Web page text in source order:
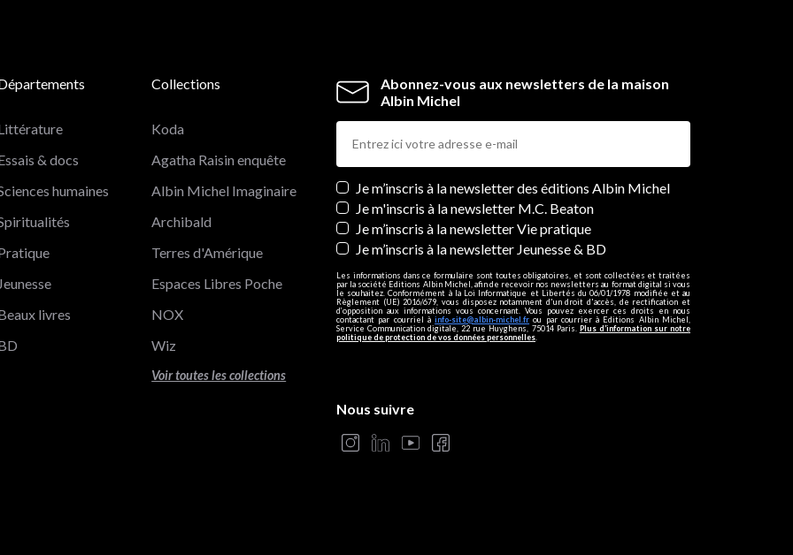
Abonnez-vous aux newsletters de la maison
Albin Michel
Newsletters
Je m’inscris à la newsletter des éditions Albin Michel
Je m'inscris à la newsletter M.C. Beaton
Je m’inscris à la newsletter Vie pratique
Je m’inscris à la newsletter Jeunesse & BD
Les informations dans ce formulaire sont toutes obligatoires, et sont collectées et traitées
par la société Editions Albin Michel, afin de recevoir nos newsletters au format digital si vous
le souhaitez. Conformément à la Loi Informatique et Libertés du 06/01/1978 modifiée et au
Règlement (UE) 2016/679, vous disposez notamment d'un droit d'accès, de rectification et
d’opposition aux informations vous concernant. Vous pouvez exercer ces droits en nous
contactant par courriel àinfo-site@albin-michel.fr ou par courrier à Editions Albin Michel,
Service Communication digitale, 22 rue Huyghens, 75014 Paris. Plus d’information sur notre
politique de protection de vos données personnelles
& docs
humaines
Jeunesse
livres
Collections
Koda
Agatha Raisin enquête
Albin Michel Imaginaire
Archibald
Terres d'Amérique
Espaces Libres Poche
NOX
Wiz
Voir toutes les collections
Nous suivre